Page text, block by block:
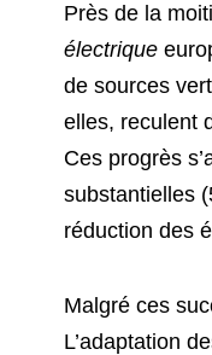
Près de la
électrique
de sources
elles, reculent
Ces progrès
substantielles
réduction des
Malgré ces
L’adaptation